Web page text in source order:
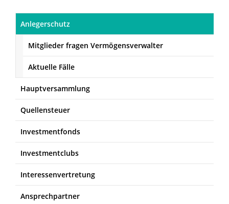
Anlegerschutz
Mitglieder fragen Vermögensverwalter
Aktuelle Fälle
Hauptversammlung
Quellensteuer
Investmentfonds
Investmentclubs
Interessenvertretung
Ansprechpartner